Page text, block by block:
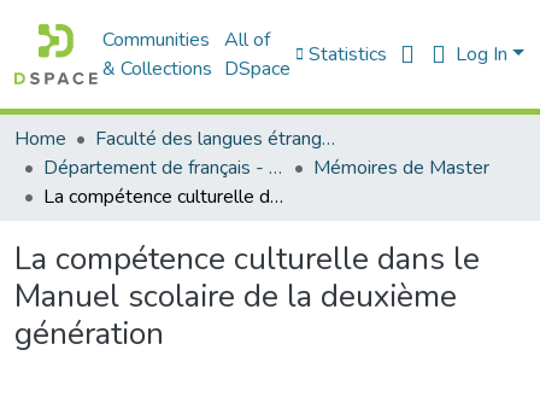
Communities
& Collections
All of
DSpace
Statistics Log In
Home
Faculté des langues étrangères
Département de français - قسم اللغة الفرنسية
Mémoires de Master
La compétence culturelle dans le Manuel scolaire de la deuxième génération
La compétence culturelle dans le
Manuel scolaire de la deuxième
génération